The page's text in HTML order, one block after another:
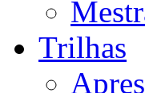
Trilhas